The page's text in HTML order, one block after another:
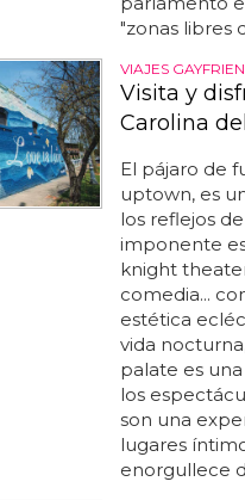
"zonas libres
VIAJES
Visita y
Carolina
El pájaro de
uptown, es
los reflejos
imponente
knight
comedia...
estética
vida
palate es
los
son una
lugares
enorgullece